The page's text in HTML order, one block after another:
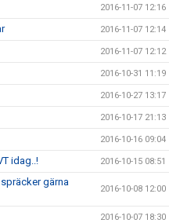
2016-11-07 12:16
2016-11-07 12:14
2016-11-07 12:12
2016-10-31 11:19
2016-10-27 13:17
2016-10-17 21:13
2016-10-16 09:04
idag..! 2016-10-15 08:51
gärna
2016-10-08 12:00
2016-10-07 18:30